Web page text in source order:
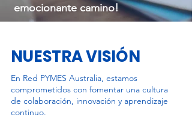
emocionante camino!
NUESTRA VISIÓN
En Red PYMES Australia, estamos
comprometidos con fomentar una cultura
de colaboración, innovación y aprendizaje
continuo.